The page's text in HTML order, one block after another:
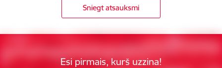
Sniegt atsauksmi
Esi pirmais, kurš uzzina!